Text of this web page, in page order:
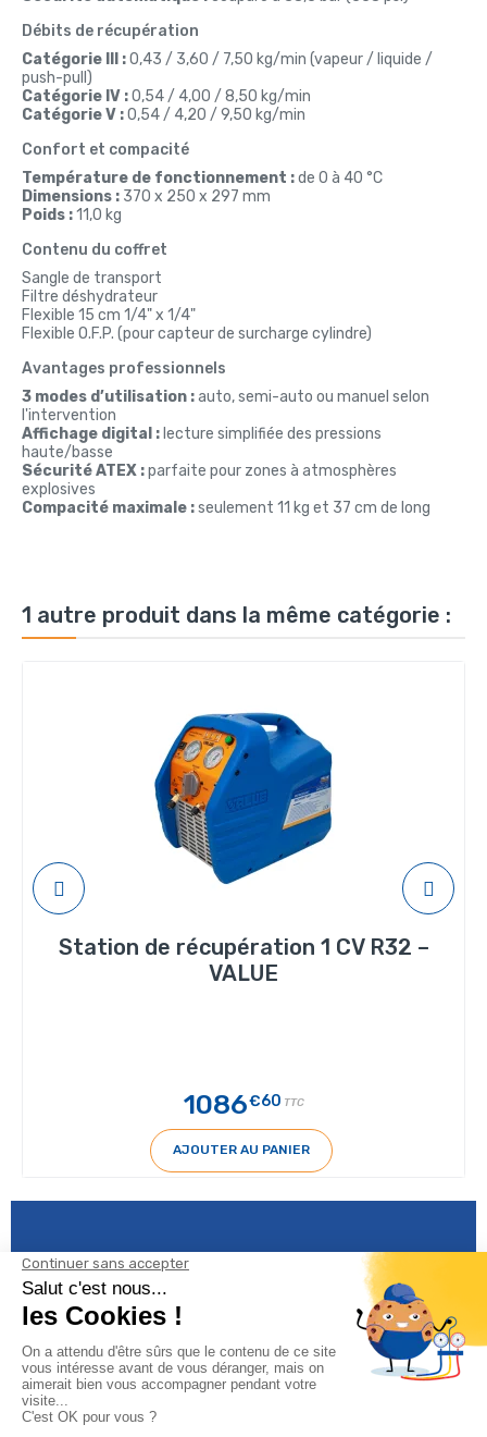
Débits de récupération
Catégorie III :0,43 / 3,60 / 7,50 kg/min (vapeur / liquide /
push-pull)
Catégorie IV :0,54 / 4,00 / 8,50 kg/min
Catégorie V :0,54 / 4,20 / 9,50 kg/min
Confort et compacité
Température de fonctionnement :de 0 à 40 °C
Dimensions : 370 x 250 x 297 mm
Poids :11,0 kg
Contenu du coffret
Sangle de transport
Filtre déshydrateur
Flexible 15 cm 1/4" x 1/4"
Flexible O.F.P. (pour capteur de surcharge cylindre)
Avantages professionnels
3 modes d’utilisation :auto, semi-auto ou manuel selon
l'intervention
Affichage digital : lecture simplifiée des pressions
haute/basse
Sécurité ATEX :parfaite pour zones à atmosphères
explosives
Compacité maximale :seulement 11 kg et 37 cm de long
1 autre produit dans la même catégorie :
Station de récupération 1 CV R32 –
VALUE
1086€60 TTC
AJOUTER AU PANIER
Informations